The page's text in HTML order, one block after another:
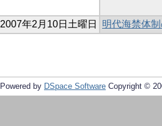
2007年2月10日土曜日 明代海禁体
Powered by DSpace Software Copyright ©